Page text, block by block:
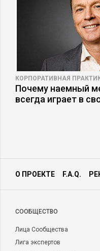
КОРПОРАТИВНАЯ
Почему наемный
всегда играет в
О ПРОЕКТЕ F.A.Q.
CООБЩЕСТВО
Лица Сообщества
Лига экспертов